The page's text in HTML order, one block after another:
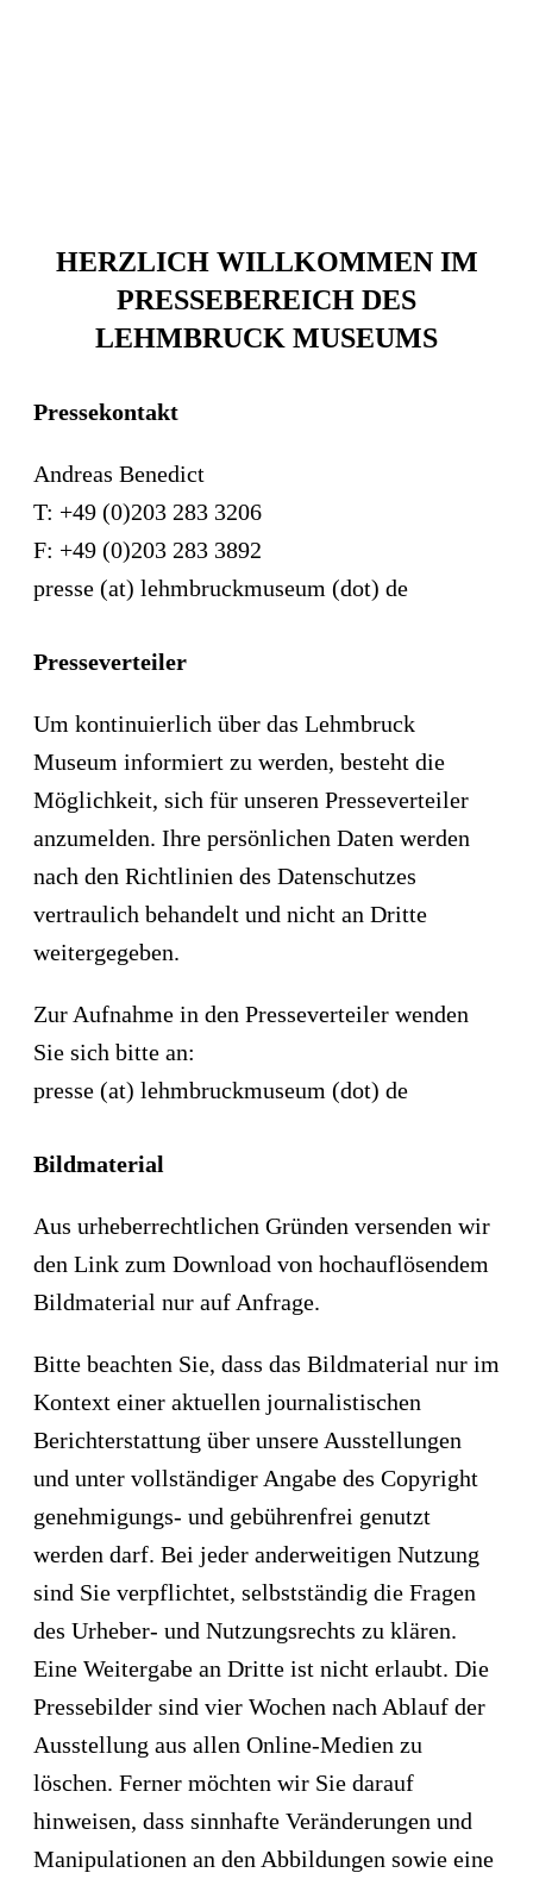
HERZLICH WILLKOMMEN IM
PRESSEBEREICH DES
LEHMBRUCK MUSEUMS
Pressekontakt
Andreas Benedict
T: +49 (0)203 283 3206
F: +49 (0)203 283 3892
presse (at) lehmbruckmuseum (dot) de
Presseverteiler
Um kontinuierlich über das Lehmbruck
Museum informiert zu werden, besteht die
Möglichkeit, sich für unseren Presseverteiler
anzumelden. Ihre persönlichen Daten werden
nach den Richtlinien des Datenschutzes
vertraulich behandelt und nicht an Dritte
weitergegeben.
Zur Aufnahme in den Presseverteiler wenden
Sie sich bitte an:
presse (at) lehmbruckmuseum (dot) de
Bildmaterial
Aus urheberrechtlichen Gründen versenden wir
den Link zum Download von hochauflösendem
Bildmaterial nur auf Anfrage.
Bitte beachten Sie, dass das Bildmaterial nur im
Kontext einer aktuellen journalistischen
Berichterstattung über unsere Ausstellungen
und unter vollständiger Angabe des Copyright
genehmigungs- und gebührenfrei genutzt
werden darf. Bei jeder anderweitigen Nutzung
sind Sie verpflichtet, selbstständig die Fragen
des Urheber- und Nutzungsrechts zu klären.
Eine Weitergabe an Dritte ist nicht erlaubt. Die
Pressebilder sind vier Wochen nach Ablauf der
Ausstellung aus allen Online-Medien zu
löschen. Ferner möchten wir Sie darauf
hinweisen, dass sinnhafte Veränderungen und
Manipulationen an den Abbildungen sowie eine